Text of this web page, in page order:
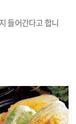
들어간다고 합니